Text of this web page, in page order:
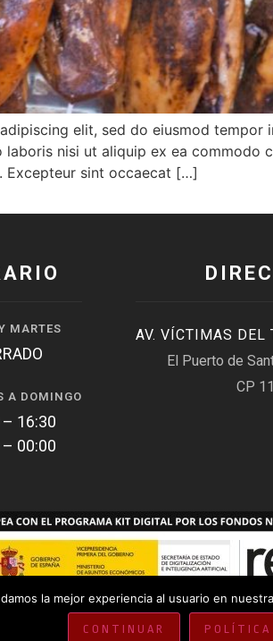
elit, sed do eiusmod
nisi ut aliquip ex ea
Excepteur sint occaecat […]
MARTES
A DOMINGO
16:30
00:00
AV. VÍCTIMAS DEL
El Puerto de
CP
PRIVACIDAD
la mejor experiencia al usuario en
CONTINUAR POLÍTICA